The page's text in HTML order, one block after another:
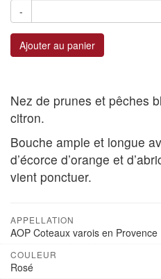
-
Ajouter au panier
Nez de prunes et pêches
citron.
Bouche ample et longue
d’écorce d’orange et
vient ponctuer.
APPELLATION
AOP Coteaux varois en Provence
COULEUR
Rosé